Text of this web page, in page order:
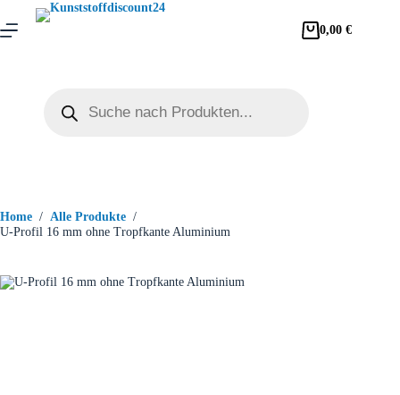
0,00€
Home / Alle Produkte /
U-Profil 16 mm ohne Tropfkante Aluminium